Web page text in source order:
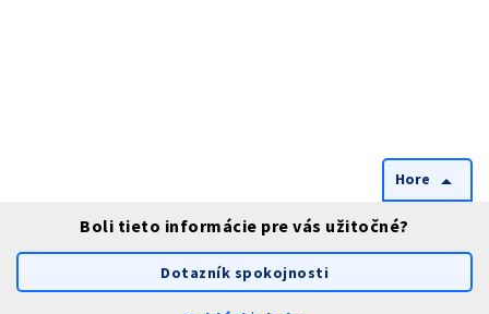
Hore arrow_drop_up
Boli tieto informácie pre vás užitočné?
Dotazník spokojnosti